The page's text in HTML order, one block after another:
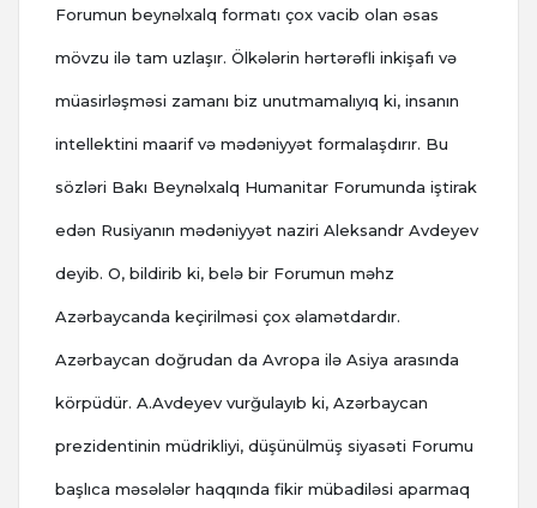
Forumun beynəlxalq formatı çox vacib olan əsas
mövzu ilə tam uzlaşır. Ölkələrin hərtərəfli inkişafı və
müasirləşməsi zamanı biz unutmamalıyıq ki, insanın
intellektini maarif və mədəniyyət formalaşdırır. Bu
sözləri Bakı Beynəlxalq Humanitar Forumunda iştirak
edən Rusiyanın mədəniyyət naziri Aleksandr Avdeyev
deyib. O, bildirib ki, belə bir Forumun məhz
Azərbaycanda keçirilməsi çox əlamətdardır.
Azərbaycan doğrudan da Avropa ilə Asiya arasında
körpüdür. A.Avdeyev vurğulayıb ki, Azərbaycan
prezidentinin müdrikliyi, düşünülmüş siyasəti Forumu
başlıca məsələlər haqqında fikir mübadiləsi aparmaq